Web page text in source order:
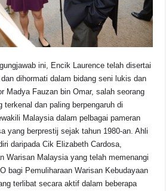
ini, Encik Laurence telah disertai
dihormati dalam bidang seni lukis dan
Madya Fauzan bin Omar, salah seorang
terkenal dan paling berpengaruh di
Malaysia dalam pelbagai pameran
yang berprestij sejak tahun 1980-an. Ahli
daripada Cik Elizabeth Cardosa,
Warisan Malaysia yang telah memenangi
bagi Pemuliharaan Warisan Kebudayaan
terlibat secara aktif dalam beberapa